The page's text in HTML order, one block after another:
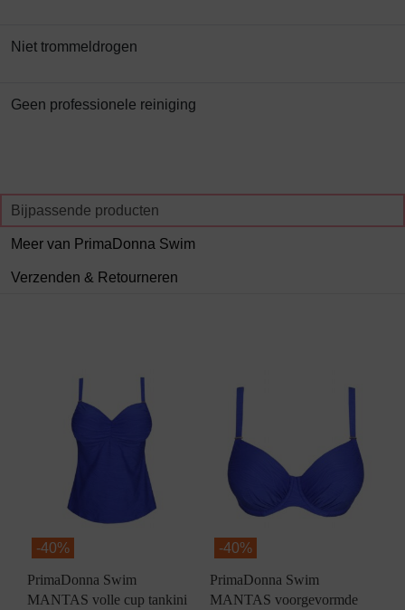
Niet trommeldrogen
Geen professionele reiniging
Bijpassende producten
Meer van PrimaDonna Swim
Verzenden & Retourneren
-40%
PrimaDonna Swim
MANTAS volle cup tankini
-40%
PrimaDonna Swim
MANTAS voorgevormde